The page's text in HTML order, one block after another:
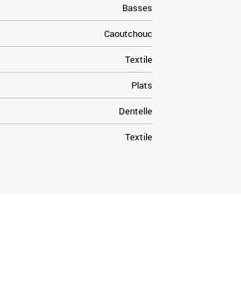
Basses
Caoutchouc
Textile
Plats
Dentelle
Textile